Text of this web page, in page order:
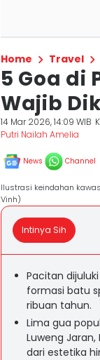
Home Travel
5 Goa di
Wajib
14 Mar 2026, 14:09 WIB
Putri Nailah Amelia
News Channel
Ilustrasi keindahan
Vinh)
Intinya Sih
Pacitan
formasi batu
ribuan tahun.
Lima gua
Luweng
dari estetika